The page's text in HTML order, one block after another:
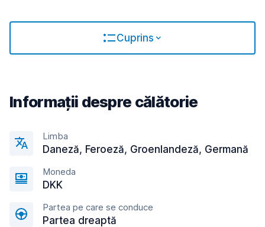
Cuprins
Informații despre călătorie
Limba
Daneză, Feroeză, Groenlandeză, Germană
Moneda
DKK
Partea pe care se conduce
Partea dreaptă